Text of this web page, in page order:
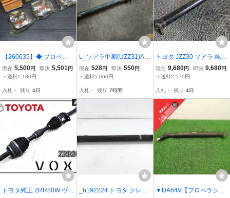
【260635】◆ プロペラ
シャフト(1) ユニバーサル
ジョイント リペアキット
0010 【セリカ カリーナ
カローラ1400
現在 5,500円 即決 5,501 円
＋送料1,180円
入札 - 残り 4日
L_ソアラ中期(UZZ31)AT
用 プロペラシャフト【08
3T】
現在 528円 即決 550円
＋送料5,060円
入札 - 残り 7時間
トヨタ JZZ30 ソアラ 純正
プロペラシャフト ペラシ
ャ 2軸 3.0L /2T6-612
現在 9,680円 即決 9,680円
＋送料2,570円
入札 - 残り 4日
トヨタ純正 ZRR80W ヴォ
_b192224 トヨタ クレス
▼DA64V【プロペラシャ